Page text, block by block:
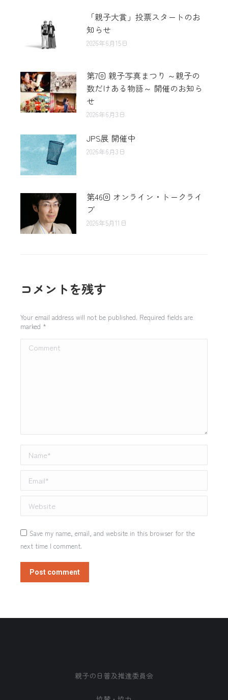
「親子大賞」投票スタートのお
知らせ
2026年6月15日
第7回 親子写真まつり ～親子の
数だけある物語～ 開催のお知ら
せ
2026年6月3日
JPS展 開催中
2026年6月3日
第46回 オンライン・トークライ
ブ
2026年5月11日
コメントを残す
Your email address will not be published. Required fields are
marked *
Comment
Name *
Email *
Website
Save my name, email, and website in this browser for the
next time I comment.
Post comment
親子の日普及推進委員会